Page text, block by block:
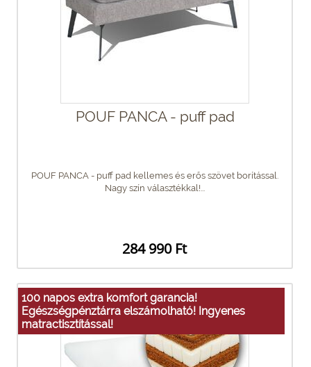
POUF PANCA - puff pad
POUF PANCA - puff pad kellemes és erős szövet borítással.
Nagy szín választékkal!...
284 990 Ft
100 napos extra komfort garancia!
Egészségpénztárra elszámolható! Ingyenes
matractisztítással!